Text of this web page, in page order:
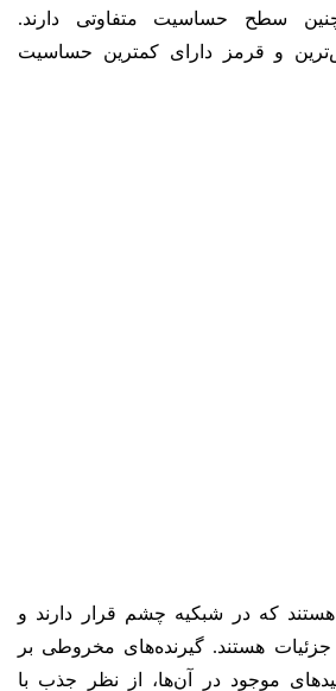
سطح حساسیت متفاوتی دارند.
و قرمز دارای کمترین حساسیت
هستند که در شبکیه چشم قرار دارند و
هستند. گیرنده‌های مخروطی بر
موجود در آن‌ها، از نظر جذب با